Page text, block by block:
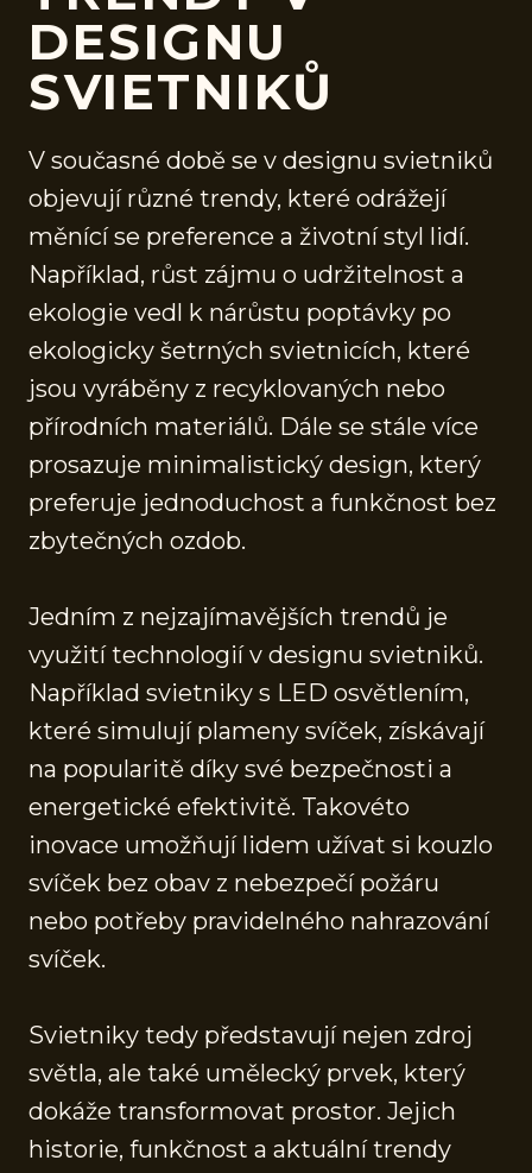
DESIGNU
SVIETNIKŮ
V současné době se v designu svietniků
objevují různé trendy, které odrážejí
měnící se preference a životní styl lidí.
Například, růst zájmu o udržitelnost a
ekologie vedl k nárůstu poptávky po
ekologicky šetrných svietnicích, které
jsou vyráběny z recyklovaných nebo
přírodních materiálů. Dále se stále více
prosazuje minimalistický design, který
preferuje jednoduchost a funkčnost bez
zbytečných ozdob.
Jedním z nejzajímavějších trendů je
využití technologií v designu svietniků.
Například svietniky s LED osvětlením,
které simulují plameny svíček, získávají
na popularitě díky své bezpečnosti a
energetické efektivitě. Takovéto
inovace umožňují lidem užívat si kouzlo
svíček bez obav z nebezpečí požáru
nebo potřeby pravidelného nahrazování
svíček.
Svietniky tedy představují nejen zdroj
světla, ale také umělecký prvek, který
dokáže transformovat prostor. Jejich
historie, funkčnost a aktuální trendy